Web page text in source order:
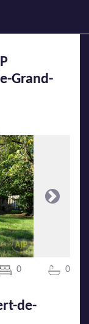
Grand-
Suivante
0 0
de-